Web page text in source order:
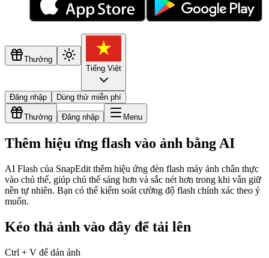
Thưởng
Tiếng Việt
Đăng nhập Dùng thử miễn phí
Thưởng Đăng nhập Menu
Thêm hiệu ứng flash vào ảnh bằng AI
AI Flash của SnapEdit thêm hiệu ứng đèn flash máy ảnh chân thực
vào chủ thể, giúp chủ thể sáng hơn và sắc nét hơn trong khi vẫn giữ
nền tự nhiên. Bạn có thể kiểm soát cường độ flash chính xác theo ý
muốn.
Kéo thả ảnh vào đây để tải lên
Ctrl + V để dán ảnh